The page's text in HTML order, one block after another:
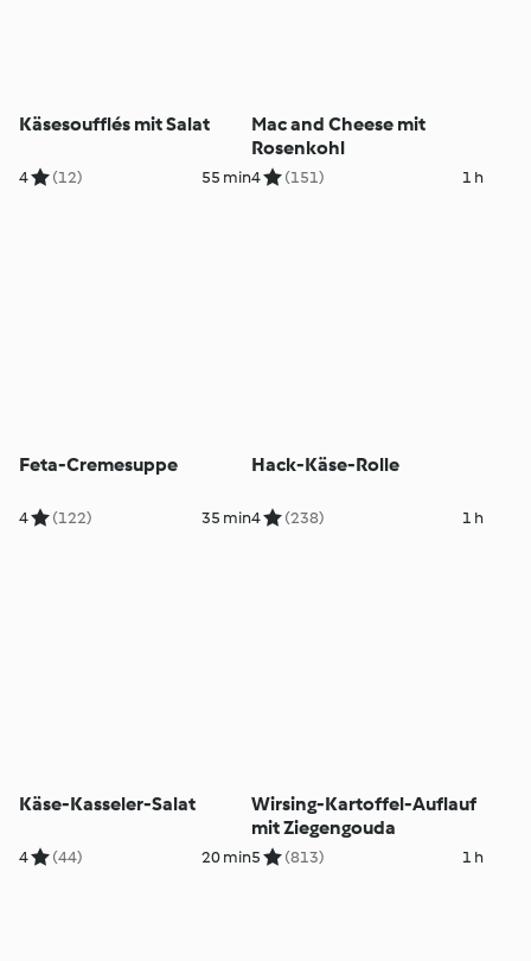
Käsesoufflés mit Salat
4 (12) 55 min
Mac and Cheese mit
Rosenkohl
4 (151) 1 h
Feta-Cremesuppe
4 (122) 35 min
Hack-Käse-Rolle
4 (238) 1 h
Käse-Kasseler-Salat
4 (44) 20 min
Wirsing-Kartoffel-Auflauf
mit Ziegengouda
5 (813) 1 h